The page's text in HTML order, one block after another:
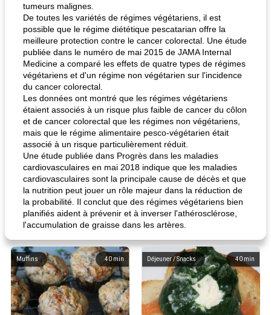
tumeurs malignes.
De toutes les variétés de régimes végétariens, il est
possible que le régime diététique pescatarian offre la
meilleure protection contre le cancer colorectal. Une étude
publiée dans le numéro de mai 2015 de JAMA Internal
Medicine a comparé les effets de quatre types de régimes
végétariens et d'un régime non végétarien sur l'incidence
du cancer colorectal.
Les données ont montré que les régimes végétariens
étaient associés à un risque plus faible de cancer du côlon
et de cancer colorectal que les régimes non végétariens,
mais que le régime alimentaire pesco-végétarien était
associé à un risque particulièrement réduit.
Une étude publiée dans Progrès dans les maladies
cardiovasculaires en mai 2018 indique que les maladies
cardiovasculaires sont la principale cause de décès et que
la nutrition peut jouer un rôle majeur dans la réduction de
la probabilité. Il conclut que des régimes végétariens bien
planifiés aident à prévenir et à inverser l'athérosclérose,
l'accumulation de graisse dans les artères.
40 min
Muffins 40 min
Déjeuner / Snacks